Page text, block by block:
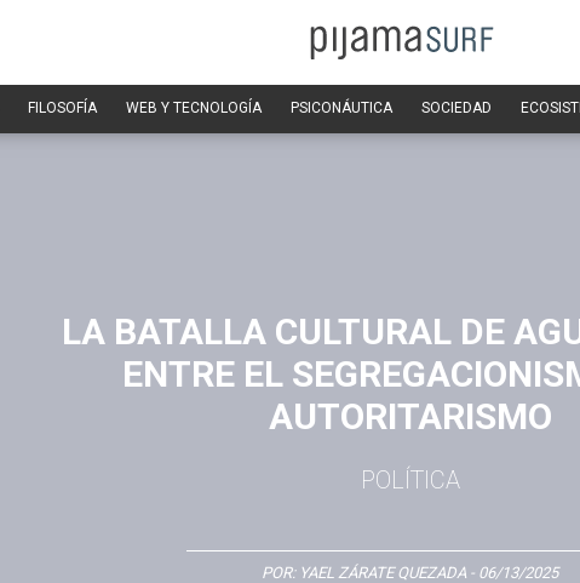
FILOSOFÍA WEB Y TECNOLOGÍA PSICONÁUTICA SOCIEDAD
LA BATALLA CULTURAL DE
ENTRE EL
AUTORITARISMO
POLÍTICA
POR: YAEL ZÁRATE QUEZADA - 06/13/2025